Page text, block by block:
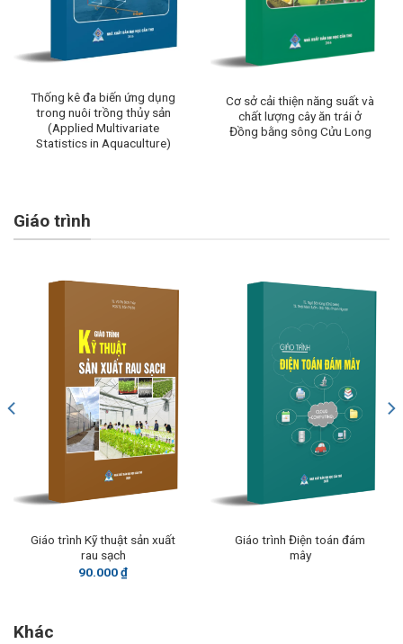
Thống kê đa biến ứng dụng
trong nuôi trồng thủy sản
(Applied Multivariate
Statistics in Aquaculture)
Cơ sở cải thiện năng suất và
chất lượng cây ăn trái ở
Đồng bằng sông Cửu Long
Giáo trình
Giáo trình Kỹ thuật sản xuất
rau sạch
90.000₫
Giáo trình Điện toán đám
mây
Khác